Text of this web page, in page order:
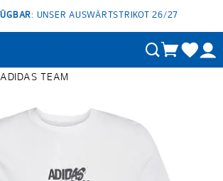
: UNSER AUSWÄRTSTRIKOT 26/27
ADIDAS TEAM